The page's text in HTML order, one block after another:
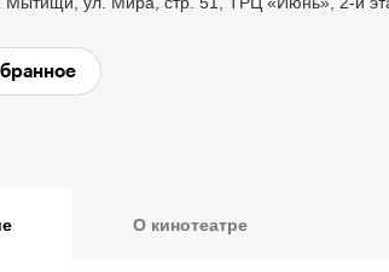
О кинотеатре